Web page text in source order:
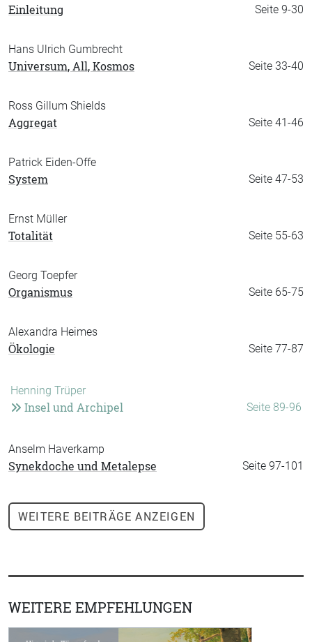
Seite 9-30
Einleitung
Hans Ulrich Gumbrecht
Seite 33-40
Universum, All, Kosmos
Ross Gillum Shields
Seite 41-46
Aggregat
Patrick Eiden-Offe
Seite 47-53
System
Ernst Müller
Seite 55-63
Totalität
Georg Toepfer
Seite 65-75
Organismus
Alexandra Heimes
Seite 77-87
Ökologie
Henning Trüper
Seite 89-96
Insel und Archipel
Anselm Haverkamp
Seite 97-101
Synekdoche und Metalepse
WEITERE BEITRÄGE ANZEIGEN
WEITERE EMPFEHLUNGEN